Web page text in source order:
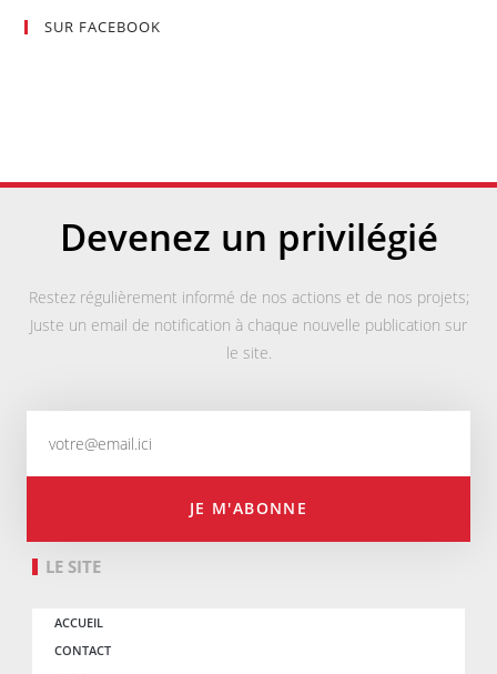
SUR FACEBOOK
Devenez un privilégié
Restez régulièrement informé de nos actions et de nos projets;
Juste un email de notification à chaque nouvelle publication sur
le site.
JE M'ABONNE
LE SITE
ACCUEIL
CONTACT